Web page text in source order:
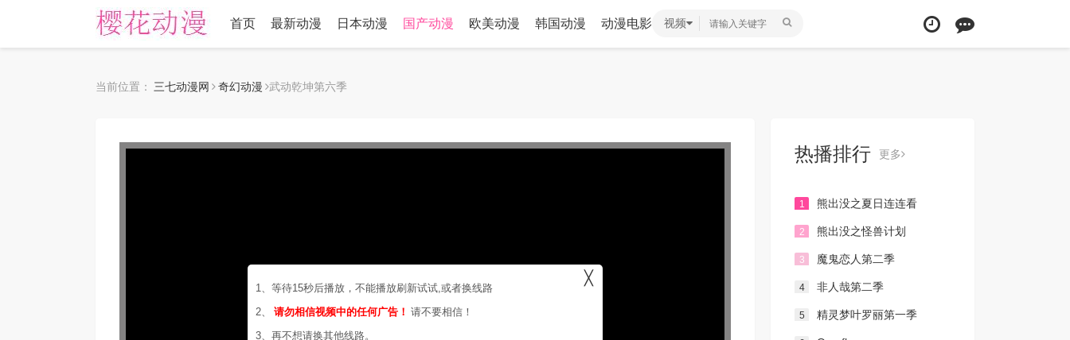
首页 最新动漫 日本动漫 国产动漫 欧美动漫 韩国动漫 动漫电影 视频
当前位置： 三七动漫网 奇幻动漫 武动乾坤第六季
1、等待15秒后播放，不能播放刷新试试,或者换线路
2、
请勿相信视频中的任何广告！ 请不要相信！
3、再不想请换其他线路。
╳
热播排行 更多
1 熊出没之夏日连连看
2 熊出没之怪兽计划
3 魔鬼恋人第二季
4 非人哉第二季
5 精灵梦叶罗丽第一季